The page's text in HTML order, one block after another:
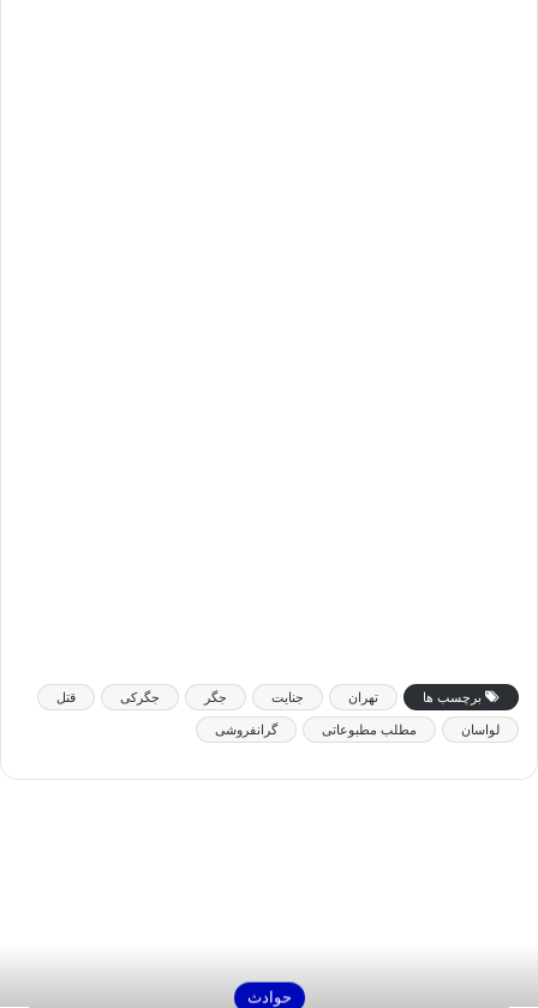
برچسب ها تهران جنایت جگر جگرکی قتل
لواسان مطلب مطبوعاتی گرانفروشی
حوادث